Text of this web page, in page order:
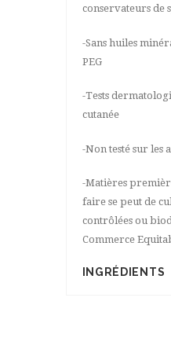
conservateurs de
-Sans huiles
PEG
-Tests
cutanée
-Non testé sur les
-Matières
faire se peut de
contrôlées ou
Commerce
INGRÉDIENTS